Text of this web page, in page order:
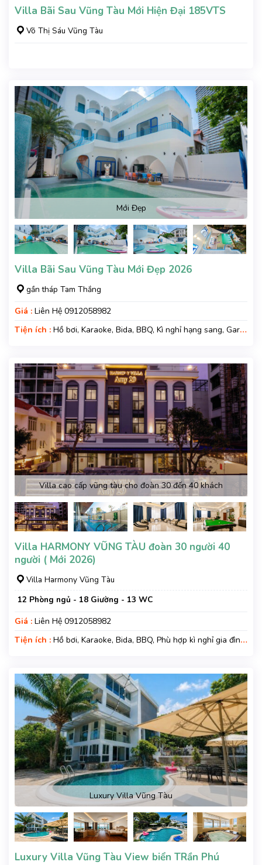
Villa Bãi Sau Vũng Tàu Mới Hiện Đại 185VTS
Võ Thị Sáu Vũng Tàu
Mới Đẹp
Villa Bãi Sau Vũng Tàu Mới Đẹp 2026
gần tháp Tam Thắng
Giá : Liên Hệ 0912058982
Tiện ích : Hồ bơi, Karaoke, Bida, BBQ, Kì nghỉ hạng sang, Gara
Villa cao cấp vũng tàu cho đoàn 30 đến 40 khách
Villa HARMONY VŨNG TÀU đoàn 30 người 40
người ( Mới 2026)
Villa Harmony Vũng Tàu
12 Phòng ngủ - 18 Giường - 13 WC
Giá : Liên Hệ 0912058982
Tiện ích : Hồ bơi, Karaoke, Bida, BBQ, Phù hợp kì nghỉ gia đình,
Luxury Villa Vũng Tàu
Luxury Villa Vũng Tàu View biển TRần Phú